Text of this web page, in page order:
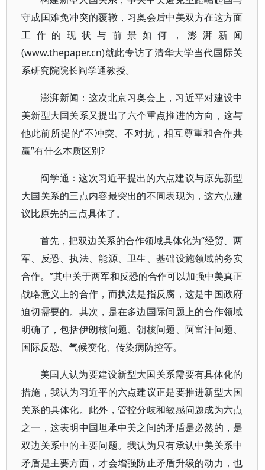
守成国难免冲突的覆辙，习奥会后中美双方在这方面
工作的现状与前景如何，澎湃新闻
(www.thepaper.cn)就此专访了清华大学当代国际关
系研究院院长阎学通教授。
澎湃新闻：这次北京习奥会上，习近平对建设中
美新型大国关系又提出了六个重点推进的方向，这与
他此前所提的“不冲突、不对抗，相互尊重和合作共
赢”有什么本质区别?
阎学通：这次习近平提出的六点建议与原先新型
大国关系的三点内容最突出的不同表现为，这六点建
议比原先的三点具体了。
首先，把双边关系的合作领域具体化为“经贸、两
军、反恐、执法、能源、卫生、基础设施领域的务实
合作。”其中关于两军和反恐的合作可以加强中美真正
战略意义上的合作，而执法是指反腐，这是中国政府
迫切需要的。其次，是在多边国际问题上的合作领域
明确了，包括伊朗核问题、朝核问题、阿富汗问题、
国际反恐、气候变化、传染病防控等。
美国人认为要建设新型大国关系需要有具体化的
措施，我认为习近平的六点建议正是要推进新型大国
关系的具体化。此外，管控分歧和敏感问题成为六点
之一，这表明中国坦承中美之间的矛盾是必然的，是
双边关系中的主要问题。我认为只有承认中美关系中
矛盾是主要方面，才会增强防止矛盾升级的动力，也